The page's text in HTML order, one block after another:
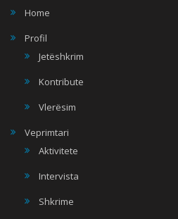
Home
Profil
Jetëshkrim
Kontribute
Vlerësim
Veprimtari
Aktivitete
Intervista
Shkrime